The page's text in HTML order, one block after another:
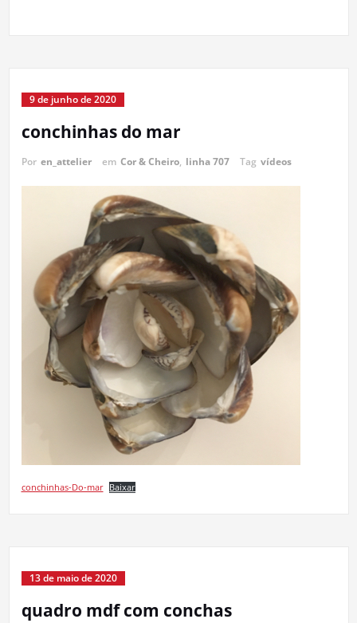
9 de junho de 2020
conchinhas do mar
Por en_attelier em Cor & Cheiro, linha 707 Tag vídeos
conchinhas-Do-mar Baixar
13 de maio de 2020
quadro mdf com conchas